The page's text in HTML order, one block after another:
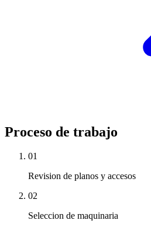
Proceso de trabajo
01
Revision de planos y accesos
02
Seleccion de maquinaria